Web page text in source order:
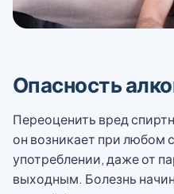
Опасность
Переоценить вред
он возникает при любом
употреблении, даже от
выходным. Болезнь